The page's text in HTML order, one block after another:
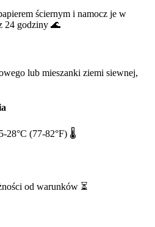
ściernym i namocz je w
24 godziny 🌊
lub mieszanki ziemi siewnej,
28°C (77-82°F) 🌡️
od warunków ⏳